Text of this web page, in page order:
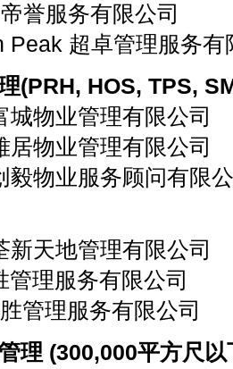
誉服务有限公司
Peak 超卓管理服务有
(PRH, HOS, TPS,
城物业管理有限公司
居物业管理有限公司
毅物业服务顾问有限
新天地管理有限公司
管理服务有限公司
管理服务有限公司
理 (300,000平方尺以